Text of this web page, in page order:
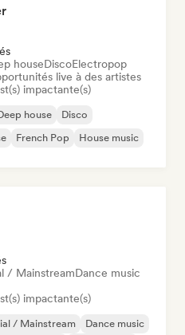
houseDiscoElectropop
live à des artistes
impactante(s)
house
Disco
French Pop House music
/ MainstreamDance music
impactante(s)
/ Mainstream
Dance music